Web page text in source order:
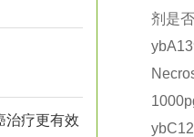
治疗更有效
剂是